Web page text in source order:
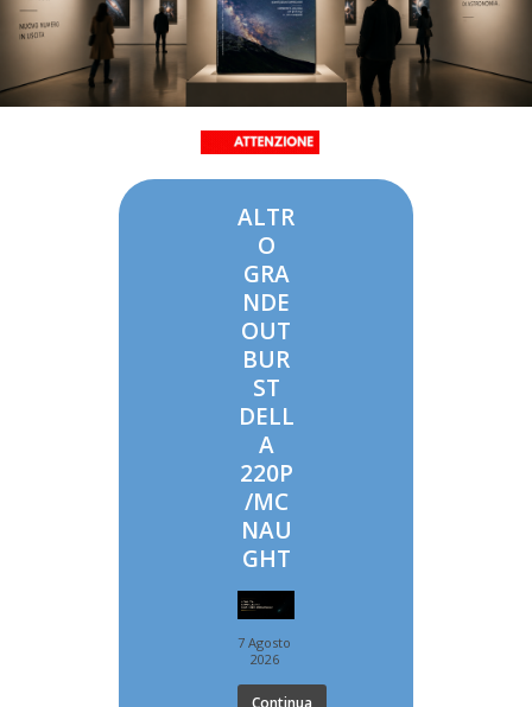
ALTR
O
GRA
NDE
OUT
BUR
ST
DELL
A
220P
/MC
NAU
GHT
7 Agosto
2026
Continua